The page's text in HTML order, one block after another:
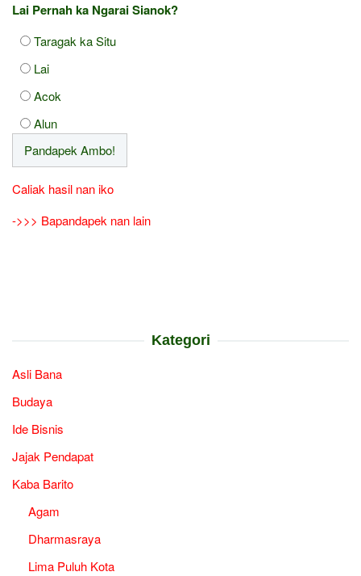
Lai Pernah ka Ngarai Sianok?
Taragak ka Situ
Lai
Acok
Alun
Caliak hasil nan iko
->>> Bapandapek nan lain
Kategori
Asli Bana
Budaya
Ide Bisnis
Jajak Pendapat
Kaba Barito
Agam
Dharmasraya
Lima Puluh Kota